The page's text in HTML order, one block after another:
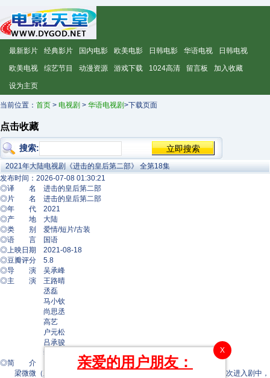
最新影片 经典影片 国内电影 欧美电影 日韩电影 华语电视 日韩电视
欧美电视 综艺节目 动漫资源 游戏下载 1024高清 留言板 加入收藏
设为主页
当前位置： 首页 > 电视剧 > 华语电视剧>下载页面
点击收藏
搜索:
X
亲爱的用户朋友：
2021年大陆电视剧《进击的皇后第二部》 全第18集
发布时间：2026-07-08 01:30:21
◎译 名 进击的皇后第二部
◎片 名 进击的皇后第二部
◎年 代 2021
◎产 地 大陆
◎类 别 爱情/短片/古装
◎语 言 国语
◎上映日期 2021-08-18
◎豆瓣评分 5.8
◎导 演 吴承峰
◎主 演 王路晴
丞磊
马小钦
尚思丞
高艺
户元松
吕承骏
李曼妮
◎简 介
梁微微（王路晴 饰）摇身一变成女帝，坐拥后宫三千美色。当她再次进入剧中，